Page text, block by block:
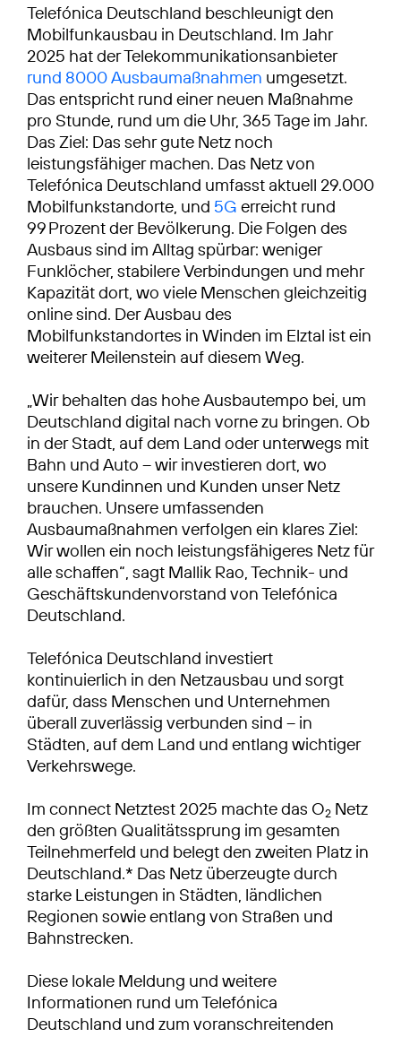
Telefónica Deutschland beschleunigt den
Mobilfunkausbau in Deutschland. Im Jahr
2025 hat der Telekommunikationsanbieter
rund 8000 Ausbaumaßnahmen umgesetzt.
Das entspricht rund einer neuen Maßnahme
pro Stunde, rund um die Uhr, 365 Tage im Jahr.
Das Ziel: Das sehr gute Netz noch
leistungsfähiger machen. Das Netz von
Telefónica Deutschland umfasst aktuell 29.000
Mobilfunkstandorte, und 5G erreicht rund
99 Prozent der Bevölkerung. Die Folgen des
Ausbaus sind im Alltag spürbar: weniger
Funklöcher, stabilere Verbindungen und mehr
Kapazität dort, wo viele Menschen gleichzeitig
online sind. Der Ausbau des
Mobilfunkstandortes in Winden im Elztal ist ein
weiterer Meilenstein auf diesem Weg.
„Wir behalten das hohe Ausbautempo bei, um
Deutschland digital nach vorne zu bringen. Ob
in der Stadt, auf dem Land oder unterwegs mit
Bahn und Auto – wir investieren dort, wo
unsere Kundinnen und Kunden unser Netz
brauchen. Unsere umfassenden
Ausbaumaßnahmen verfolgen ein klares Ziel:
Wir wollen ein noch leistungsfähigeres Netz für
alle schaffen“, sagt Mallik Rao, Technik- und
Geschäftskundenvorstand von Telefónica
Deutschland.
Telefónica Deutschland investiert
kontinuierlich in den Netzausbau und sorgt
dafür, dass Menschen und Unternehmen
überall zuverlässig verbunden sind – in
Städten, auf dem Land und entlang wichtiger
Verkehrswege.
Im connect Netztest 2025 machte das O2 Netz
den größten Qualitätssprung im gesamten
Teilnehmerfeld und belegt den zweiten Platz in
Deutschland.* Das Netz überzeugte durch
starke Leistungen in Städten, ländlichen
Regionen sowie entlang von Straßen und
Bahnstrecken.
Diese lokale Meldung und weitere
Informationen rund um Telefónica
Deutschland und zum voranschreitenden